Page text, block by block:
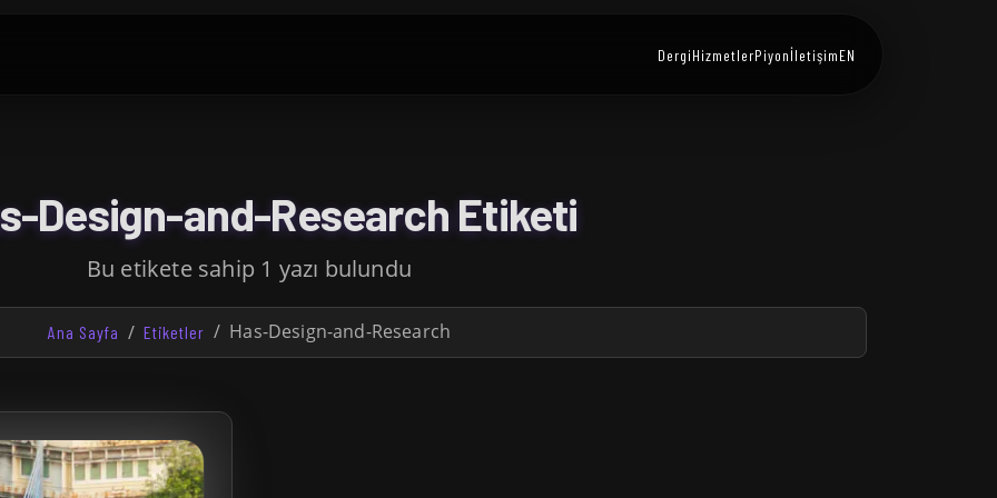
DergiHizmetlerPiyonİletişimEN
Design-and-Research Etiketi
Bu etikete sahip 1 yazı bulundu
Ana Sayfa Etiketler Has-Design-and-Research